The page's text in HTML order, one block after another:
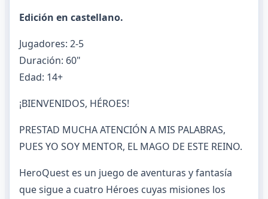
Edición en castellano.
Jugadores: 2-5
Duración: 60"
Edad: 14+
¡BIENVENIDOS, HÉROES!
PRESTAD MUCHA ATENCIÓN A MIS PALABRAS,
PUES YO SOY MENTOR, EL MAGO DE ESTE REINO.
HeroQuest es un juego de aventuras y fantasía
que sigue a cuatro Héroes cuyas misiones los